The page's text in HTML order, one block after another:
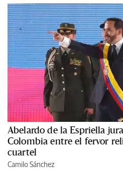
Abelardo de la Espriella
Colombia entre el fervor
cuartel
Camilo Sánchez